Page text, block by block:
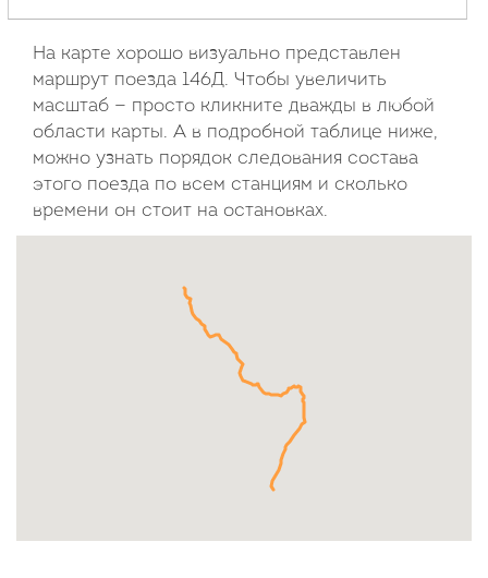
Пн Вт Ср Чт Пт Сб
Вс
1
2 3 4 5
6
7
8 9 10 11 12
13
14
15 16 17 18 19
21
22 23 24 25 26
27
Октябрь
Сб
На карте хорошо визуально представлен
маршрут поезда 146Д. Чтобы увеличить
масштаб — просто кликните дважды в любой
области карты. А в подробной таблице ниже,
можно узнать порядок следования состава
этого поезда по всем станциям и сколько
времени он стоит на остановках.